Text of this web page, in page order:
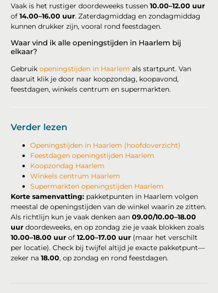
Vaak is het rustiger doordeweeks tussen10.00–12.00 uur
of14.00–16.00 uur. Zaterdagmiddag en zondagmiddag
kunnen drukker zijn, vooral rond feestdagen.
Waar vind ik alle openingstijden in Haarlem bij
elkaar?
Gebruikopeningstijden in Haarlem als startpunt. Van
daaruit klik je door naar koopzondag, koopavond,
feestdagen, winkels centrum en supermarkten.
Verder lezen
Openingstijden in Haarlem (hoofdoverzicht)
Feestdagen openingstijden Haarlem
Koopzondag Haarlem
Winkels centrum Haarlem
Supermarkten openingstijden Haarlem
Korte samenvatting: pakketpunten in Haarlem volgen
meestal de openingstijden van de winkel waarin ze zitten.
Als richtlijn kun je vaak denken aan09.00/10.00–18.00
uur doordeweeks, en op zondag zie je vaak blokken zoals
10.00–18.00 uur of12.00–17.00 uur (maar het verschilt
per locatie). Check bij twijfel altijd je exacte pakketpunt—
zeker na18.00, op zondag en rond feestdagen.